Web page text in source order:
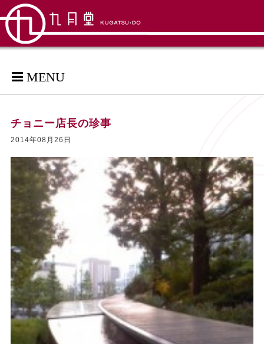
MENU
チョニー店長の珍事
2014年08月26日